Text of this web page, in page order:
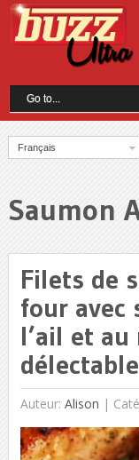
Français
Saumon
Filets de
four avec
l’ail et
Auteur: Alison |